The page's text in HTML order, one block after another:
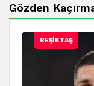
Gözden
BEŞIKTAŞ